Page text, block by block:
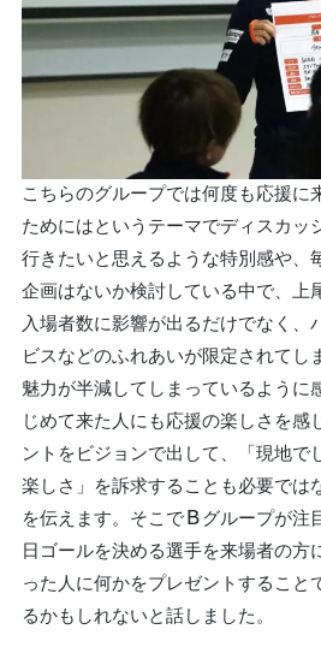
こちらのグループでは何度も応援に
ためにはというテーマでディスカッ
行きたいと思えるような特別感や、
企画はないか検討している中で、上
入場者数に影響が出るだけでなく、
ビスなどのふれあいが限定されてし
魅力が半減してしまっているように
じめて来た人にも応援の楽しさを感
ントをビジョンで出して、「現地で
楽しさ」を訴求することも必要では
を伝えます。そこでＢグループが注
日ゴールを決める選手を来場者の方
った人に何かをプレゼントすること
るかもしれないと話しました。